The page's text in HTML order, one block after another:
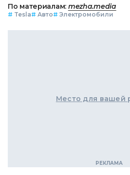
По материалам: mezha.media
# Tesla# Авто# Электромобили
Место для вашей